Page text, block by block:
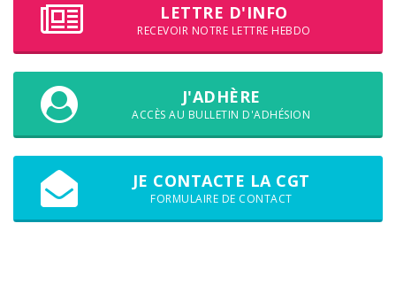
LETTRE D'INFO
RECEVOIR NOTRE LETTRE HEBDO
J'ADHÈRE
ACCÈS AU BULLETIN D'ADHÉSION
JE CONTACTE LA CGT
FORMULAIRE DE CONTACT